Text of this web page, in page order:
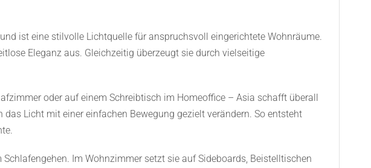
ist eine stilvolle Lichtquelle für anspruchsvoll eingerichtete Wohnräume.
Eleganz aus. Gleichzeitig überzeugt sie durch vielseitige
oder auf einem Schreibtisch im Homeoffice – Asia schafft überall
Licht mit einer einfachen Bewegung gezielt verändern. So entsteht
Im Wohnzimmer setzt sie auf Sideboards, Beistelltischen